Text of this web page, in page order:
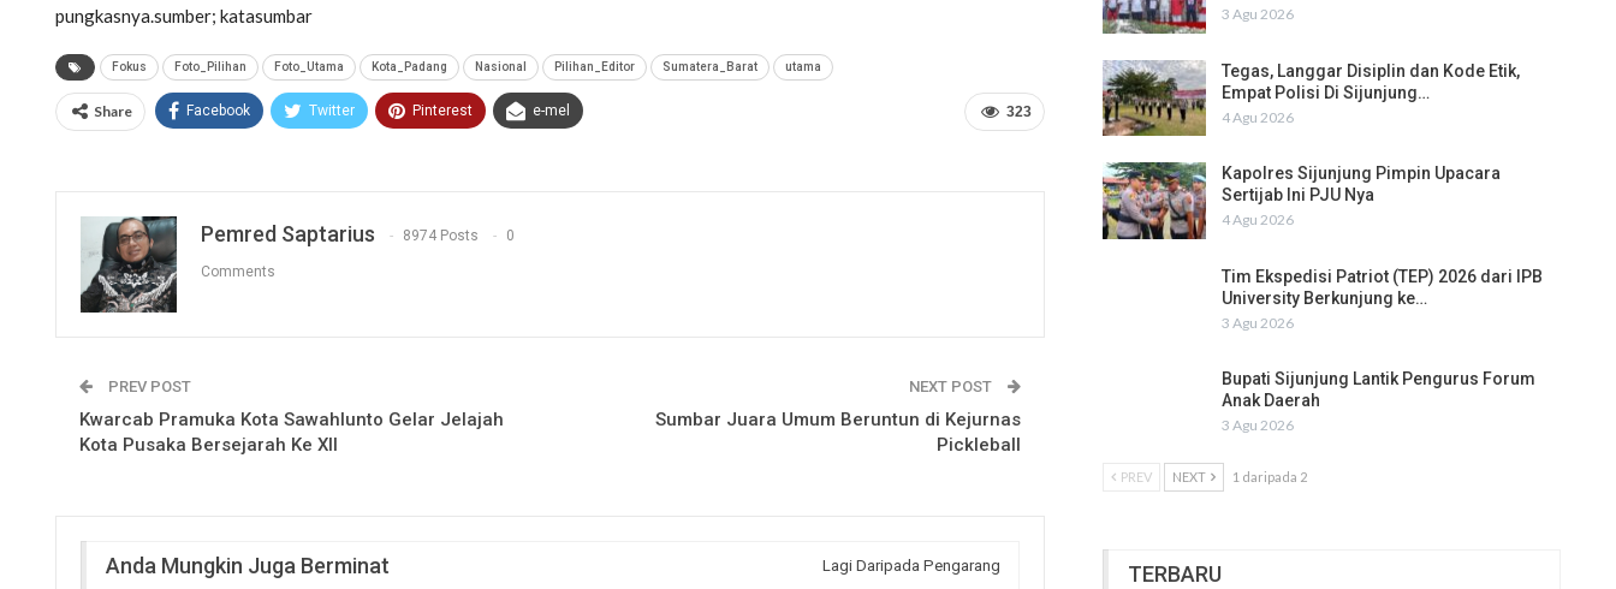
pungkasnya.sumber; katasumbar
Fokus Foto_Pilihan Foto_Utama Kota_Padang Nasional Pilihan_Editor Sumatera_Barat utama
323
Share Facebook Twitter Pinterest e-mel
Pemred Saptarius 8974 Posts 0
Comments
PREV POST
Kwarcab Pramuka Kota Sawahlunto Gelar Jelajah
Kota Pusaka Bersejarah Ke XII
NEXT POST
Sumbar Juara Umum Beruntun di Kejurnas
Pickleball
Anda Mungkin Juga Berminat Lagi Daripada Pengarang
3 Agu 2026
Tegas, Langgar Disiplin dan Kode Etik,
Empat Polisi Di Sijunjung…
4 Agu 2026
Kapolres Sijunjung Pimpin Upacara
Sertijab Ini PJU Nya
4 Agu 2026
Tim Ekspedisi Patriot (TEP) 2026 dari IPB
University Berkunjung ke…
3 Agu 2026
Bupati Sijunjung Lantik Pengurus Forum
Anak Daerah
3 Agu 2026
PREV NEXT 1 daripada 2
TERBARU